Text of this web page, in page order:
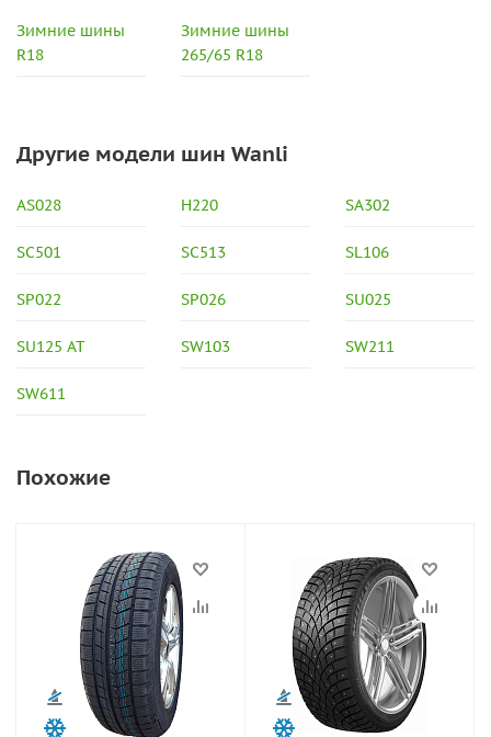
Зимние шины
R18
Зимние шины
265/65 R18
Другие модели шин Wanli
AS028 H220 SA302
SC501 SC513 SL106
SP022 SP026 SU025
SU125 AT SW103 SW211
SW611
Похожие